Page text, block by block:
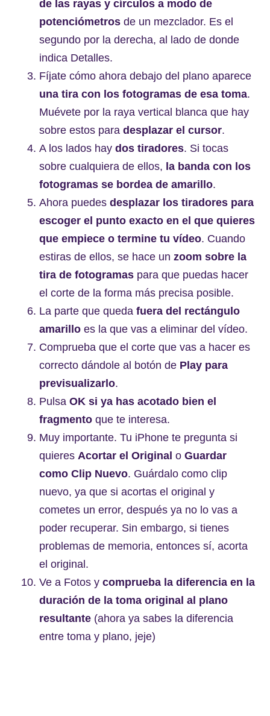
de las rayas y círculos a modo de
potenciómetros de un mezclador. Es el
segundo por la derecha, al lado de donde
indica Detalles.
Fíjate cómo ahora debajo del plano aparece
una tira con los fotogramas de esa toma.
Muévete por la raya vertical blanca que hay
sobre estos para desplazar el cursor.
A los lados hay dos tiradores. Si tocas
sobre cualquiera de ellos, la banda con los
fotogramas se bordea de amarillo.
Ahora puedes desplazar los tiradores para
escoger el punto exacto en el que quieres
que empiece o termine tu vídeo. Cuando
estiras de ellos, se hace un zoom sobre la
tira de fotogramas para que puedas hacer
el corte de la forma más precisa posible.
La parte que queda fuera del rectángulo
amarillo es la que vas a eliminar del vídeo.
Comprueba que el corte que vas a hacer es
correcto dándole al botón de Play para
previsualizarlo.
Pulsa OK si ya has acotado bien el
fragmento que te interesa.
Muy importante. Tu iPhone te pregunta si
quieres Acortar el Original o Guardar
como Clip Nuevo. Guárdalo como clip
nuevo, ya que si acortas el original y
cometes un error, después ya no lo vas a
poder recuperar. Sin embargo, si tienes
problemas de memoria, entonces sí, acorta
el original.
Ve a Fotos y comprueba la diferencia en la
duración de la toma original al plano
resultante (ahora ya sabes la diferencia
entre toma y plano, jeje)